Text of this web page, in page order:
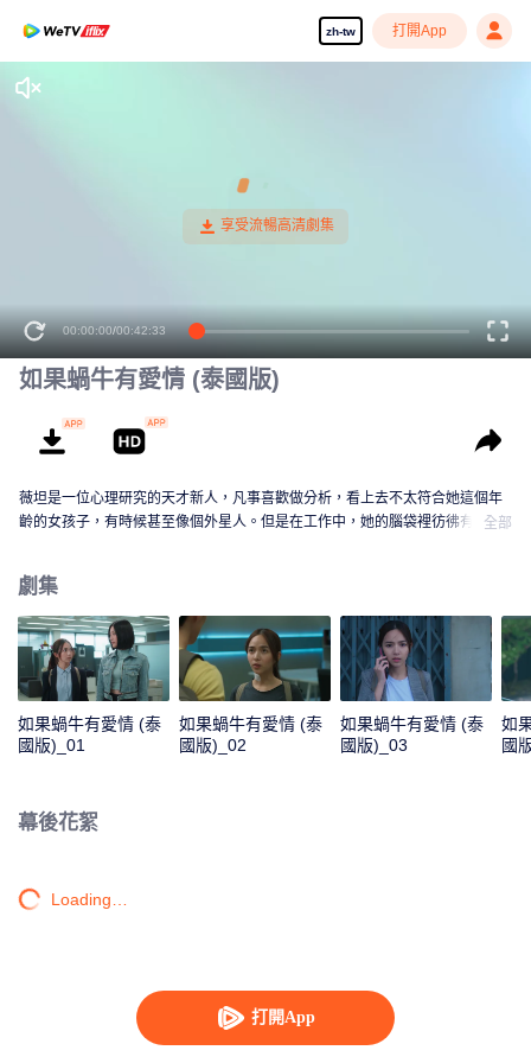
zh-tw 打開App
打開App
00:00:00/00:42:33
如果蝸牛有愛情 (泰國版)
薇坦是一位心理研究的天才新人，凡事喜歡做分析，看上去不太符合她這個年
齡的女孩子，有時候甚至像個外星人。但是在工作中，她的腦袋裡彷彿有臺機
人際交往上很不來事，且不懂如何表達自己感情的她，因為體能不及格面臨著
被趕出警隊的問題。從一個菜鳥實習生正式轉成她夢想中的專業警察，唯一一
個可以幫助她的是博拉警官，泰國警察界的英雄，於是薇坦想盡辦法使出渾身
解數請求博拉收她為徒。 而男主博拉是警局特別案件調查組隊長，警隊首屈一
指的神探，因有豐富的辦案經驗而傑出和英勇，身體素質優秀，身手不凡。 博
拉起初對這個弱不禁風的小女孩並無好感，兩人在辦案理念上也有極大差異，
但兩人在聯手破獲了一系列案件後，博拉對這個單純睿智的愛徒心生愛慕。 但
奈何無論他如何明追暗奪，這個如“蝸牛”般遲鈍的女孩，就是收不到愛的信號。
個人終於在險象環生的探案過程中確定了對彼此的情誼。 然而此時，縈繞在博
拉心頭的嚕格案也再次被重啟，這對戀人將攜手共進極致艱險的追凶之旅。
全部
劇集
如果蝸牛有愛情 (泰
國版)_01
如果蝸牛有愛情 (泰
國版)_02
如果蝸牛有愛情 (泰
國版)_03
如
國
幕後花絮
Loading…